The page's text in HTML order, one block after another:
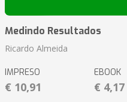
Medindo Resultados
Ricardo Almeida
IMPRESO
€ 10,91
EBOOK
€ 4,17